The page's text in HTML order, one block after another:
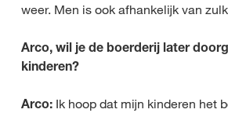
weer. Men is ook afhankelijk van
Arco, wil je de boerderij later
kinderen?
Arco: Ik hoop dat mijn kinderen het